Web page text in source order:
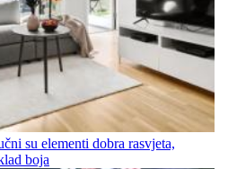
su elementi dobra rasvjeta,
boja